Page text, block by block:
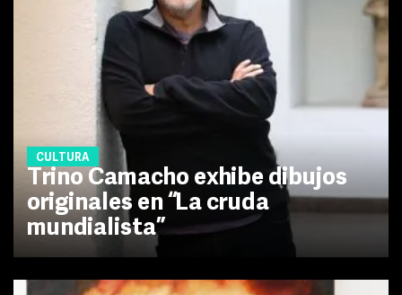
CULTURA
Trino Camacho exhibe dibujos
originales en “La cruda
mundialista”